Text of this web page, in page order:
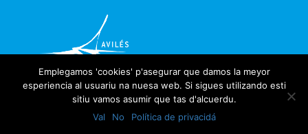
2018 Estaya de la Llingua d'Avilés | Tolos derechos reservaos
Emplegamos 'cookies' p'asegurar que damos la meyor
esperiencia al usuariu na nuesa web. Si sigues utilizando esti
sitiu vamos asumir que tas d'alcuerdu.
Val
No Política de privacidá